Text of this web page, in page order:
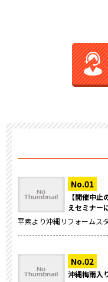
【開催中
えセミナー
平素より沖縄リフォームス
沖縄梅雨入